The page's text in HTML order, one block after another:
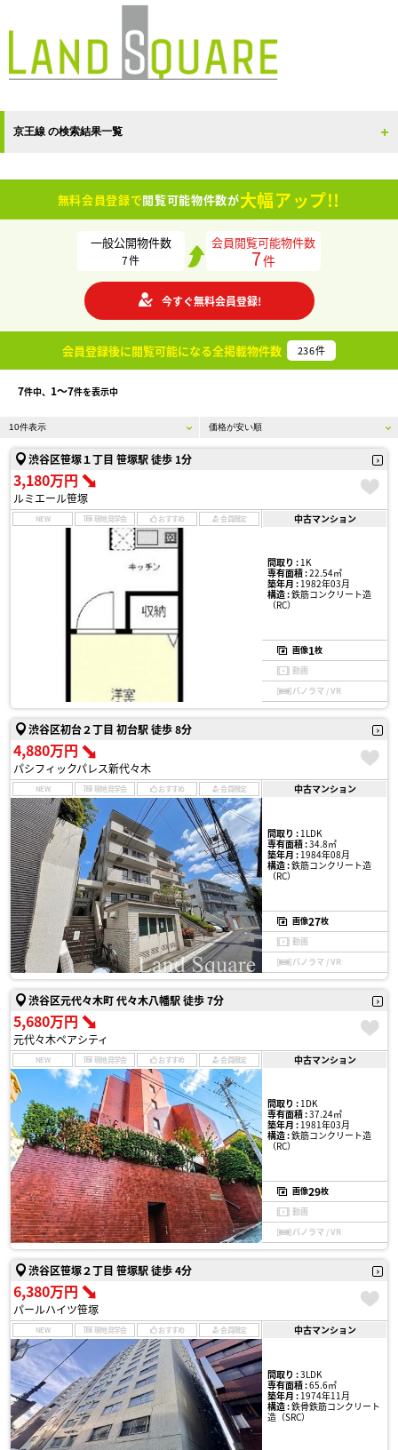
京王線 の検索結果一覧
無料会員登録で閲覧可能物件数が大幅アップ!!
一般公開物件数
7件
会員閲覧可能物件数
7件
今すぐ無料会員登録!
会員登録後に閲覧可能になる全掲載物件数 236件
7件中、 1〜7件を表示中
渋谷区笹塚１丁目 笹塚駅 徒歩 1分
3,180万円
ルミエール笹塚
NEW 現地見学会 おすすめ 会員限定 中古マンション
間取り :1K
専有面積 :22.54㎡
築年月 :1982年03月
構造 :鉄筋コンクリート造
（RC）
画像1枚
動画
パノラマ / VR
渋谷区初台２丁目 初台駅 徒歩 8分
4,880万円
パシフィックパレス新代々木
NEW 現地見学会 おすすめ 会員限定 中古マンション
間取り :1LDK
専有面積 :34.8㎡
築年月 :1984年08月
構造 :鉄筋コンクリート造
（RC）
画像27枚
動画
パノラマ / VR
渋谷区元代々木町 代々木八幡駅 徒歩 7分
5,680万円
元代々木ペアシティ
NEW 現地見学会 おすすめ 会員限定 中古マンション
間取り :1DK
専有面積 :37.24㎡
築年月 :1981年03月
構造 :鉄筋コンクリート造
（RC）
画像29枚
動画
パノラマ / VR
渋谷区笹塚２丁目 笹塚駅 徒歩 4分
6,380万円
パールハイツ笹塚
NEW 現地見学会 おすすめ 会員限定 中古マンション
間取り :3LDK
専有面積 :65.6㎡
築年月 :1974年11月
構造 :鉄骨鉄筋コンクリート
造（SRC）